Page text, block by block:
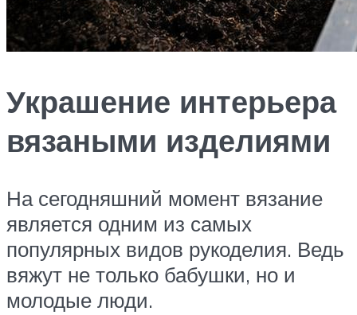
Украшение интерьера
вязаными изделиями
На сегодняшний момент вязание
является одним из самых
популярных видов рукоделия. Ведь
вяжут не только бабушки, но и
молодые люди.